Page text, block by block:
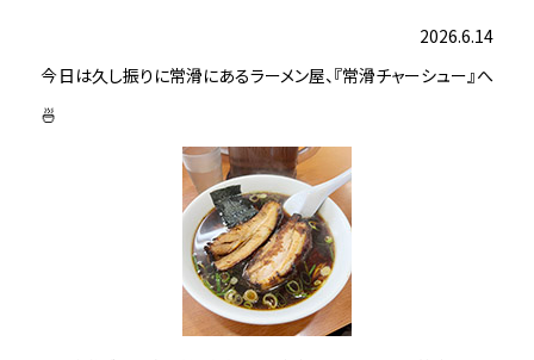
2026.6.14
今日は久し振りに常滑にあるラーメン屋、『常滑チャーシュー』へ
🍜